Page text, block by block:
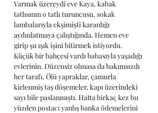
Varmak üzereydi eve Kaya, kabak
tatlısının o tatlı turuncusu, sokak
lambalarıyla ekşimişti karanlığı
aydınlatmaya çalıştığında. Hemen eve
girip şu ışık işini bitirmek istiyordu.
Küçük bir bahçesi vardı babasıyla yaşadığı
evlerinin. Düzensiz olmasa da bakımsızdı
her tarafı. Ölü yapraklar, çamurla
kirlenmiş taş döşemeler, kapı üzerindeki
sayı bile paslanmıştı. Hatta birkaç kez bu
yüzden postacı yanlış banka ödemelerini